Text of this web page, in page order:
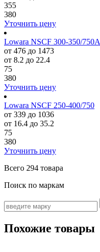
355
380
Уточнить цену
Lowara NSCF 300-350/750A
от 476 до 1473
от 8.2 до 22.4
75
380
Уточнить цену
Lowara NSCF 250-400/750
от 339 до 1036
от 16.4 до 35.2
75
380
Уточнить цену
Всего 294 товара
Поиск по маркам
Похожие товары